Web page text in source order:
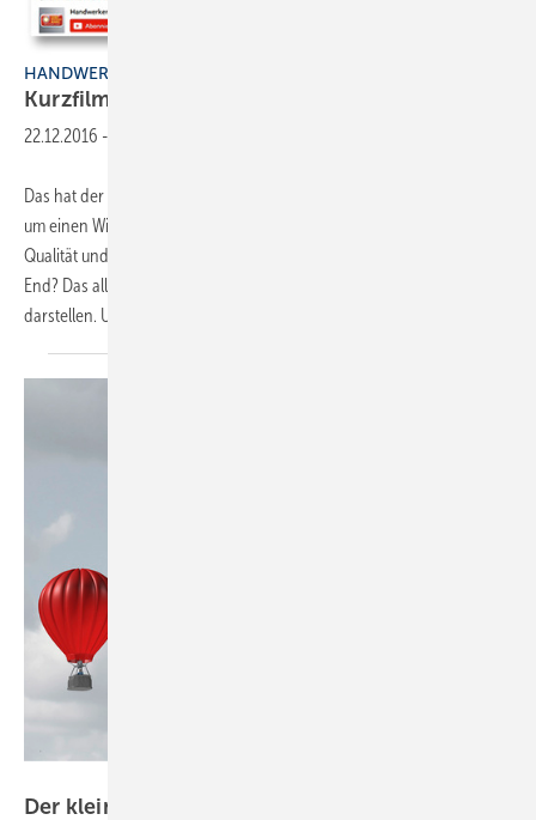
HANDWERKERMARKE
Kurzfilm für eigene Werbung
22.12.2016 -
Das hat der aktuelle Kurzfilm der Handwerkermarke zu bieten: Es geht
um einen Widersacher, drei Helden und letztlich um eine Mission:
Qualität und Sicherheit im SHK-Handwerk. Katastrophe oder Happy
End? Das alles lässt sich innerhalb von nicht einmal einer Minute
darstellen. Und an
Der kleine